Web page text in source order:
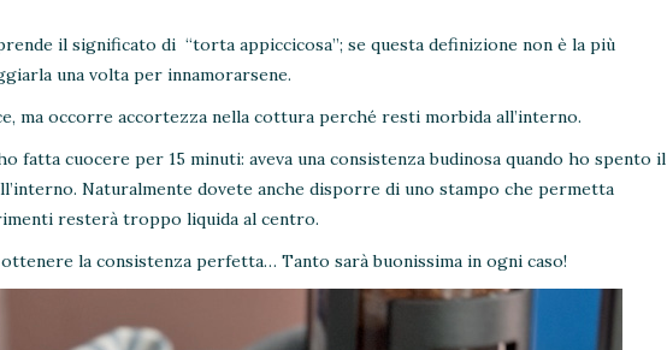
il significato di “torta appiccicosa”; se questa definizione non è la più
una volta per innamorarsene.
ma occorre accortezza nella cottura perché resti morbida all’interno.
fatta cuocere per 15 minuti: aveva una consistenza budinosa quando ho spento il
Naturalmente dovete anche disporre di uno stampo che permetta
resterà troppo liquida al centro.
la consistenza perfetta… Tanto sarà buonissima in ogni caso!